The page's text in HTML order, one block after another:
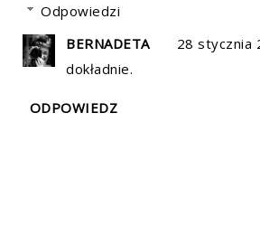
Odpowiedzi
BERNADETA
28 stycznia
dokładnie.
ODPOWIEDZ